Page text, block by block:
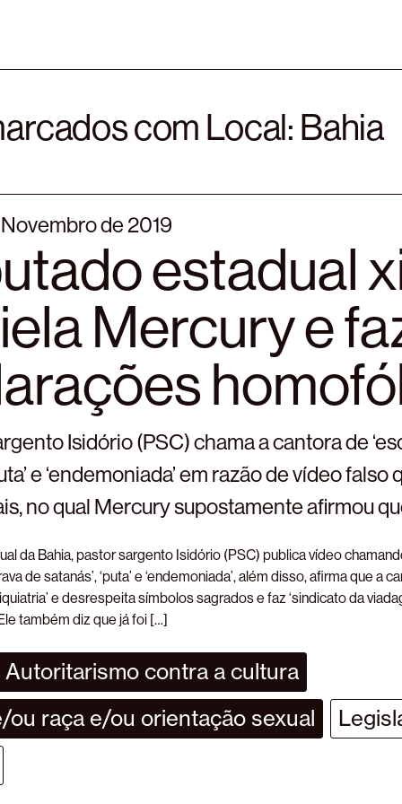
com Local: Bahia
de 2019
estadual
Mercury e
Isidório (PSC) chama a cantora de
e ‘endemoniada’ em razão de vídeo
no qual Mercury supostamente afirmou
da Bahia, pastor sargento Isidório (PSC) publica vídeo
de satanás’, ‘puta’ e ‘endemoniada’, além disso, afirma que a
e desrespeita símbolos sagrados e faz ‘sindicato da
também diz que já foi […]
Autoritarismo contra a cultura
ou raça e/ou orientação sexual